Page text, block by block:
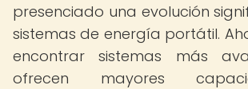
presenciado una evolución
sistemas de energía portátil.
encontrar sistemas más
ofrecen mayores